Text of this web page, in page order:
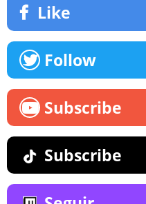
Like
Follow
Subscribe
Subscribe